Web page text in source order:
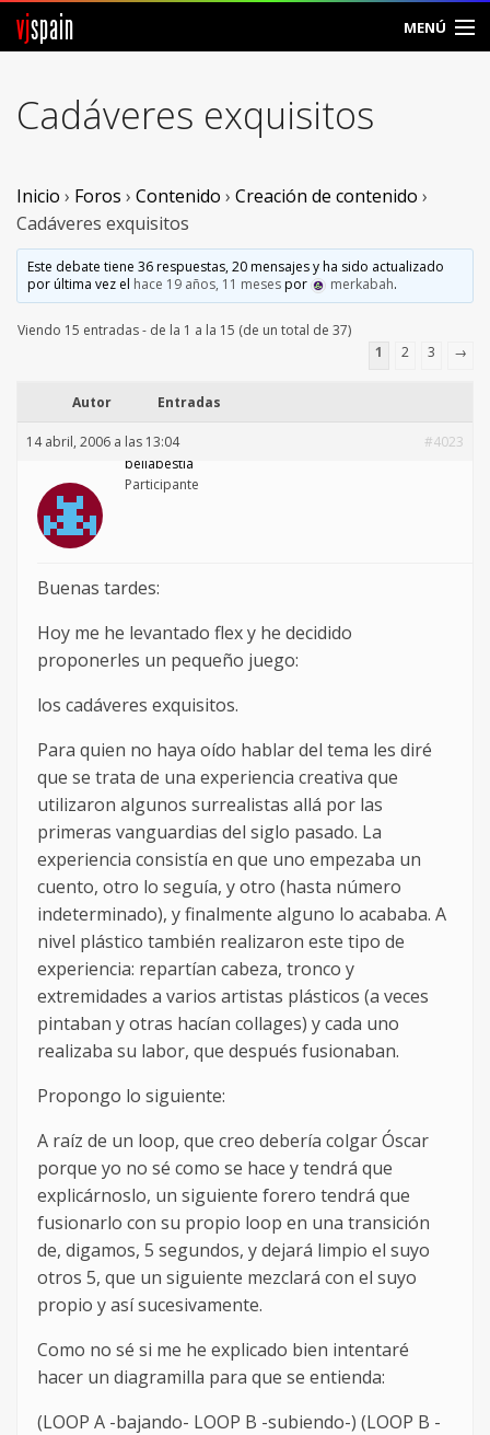
vjspain MENÚ
Foros
Vjspain
Ayuda
Contacto
Crear Cuenta
Cadáveres exquisitos
Inicio › Foros › Contenido › Creación de contenido ›
Cadáveres exquisitos
Este debate tiene 36 respuestas, 20 mensajes y ha sido actualizado
por última vez el hace 19 años, 11 mesespor merkabah.
Viendo 15 entradas - de la 1 a la 15 (de un total de 37)
1
2 3 →
Autor Entradas
14 abril, 2006 a las 13:04
#4023
bellabestia
Participante
Buenas tardes:
Hoy me he levantado flex y he decidido
proponerles un pequeño juego:
los cadáveres exquisitos.
Para quien no haya oído hablar del tema les diré
que se trata de una experiencia creativa que
utilizaron algunos surrealistas allá por las
primeras vanguardias del siglo pasado. La
experiencia consistía en que uno empezaba un
cuento, otro lo seguía, y otro (hasta número
indeterminado), y finalmente alguno lo acababa. A
nivel plástico también realizaron este tipo de
experiencia: repartían cabeza, tronco y
extremidades a varios artistas plásticos (a veces
pintaban y otras hacían collages) y cada uno
realizaba su labor, que después fusionaban.
Propongo lo siguiente:
A raíz de un loop, que creo debería colgar Óscar
porque yo no sé como se hace y tendrá que
explicárnoslo, un siguiente forero tendrá que
fusionarlo con su propio loop en una transición
de, digamos, 5 segundos, y dejará limpio el suyo
otros 5, que un siguiente mezclará con el suyo
propio y así sucesivamente.
Como no sé si me he explicado bien intentaré
hacer un diagramilla para que se entienda:
(LOOP A -bajando- LOOP B -subiendo-) (LOOP B -